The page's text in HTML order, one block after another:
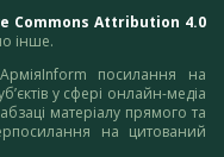
Commons Attribution 4.0
інше.
посилання на
у сфері онлайн-медіа
матеріалу прямого та
на цитований